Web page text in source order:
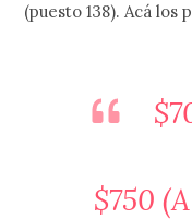
(puesto 138). Acá los
$750